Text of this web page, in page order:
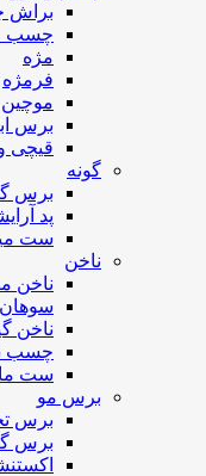
براش
چسب
مژه
فرمژه
موچین
برس
قیچی و
گونه
برس
پد
ست
ناخن
ناخن
ناخن
چسب
ست
برس مو
برس
برس